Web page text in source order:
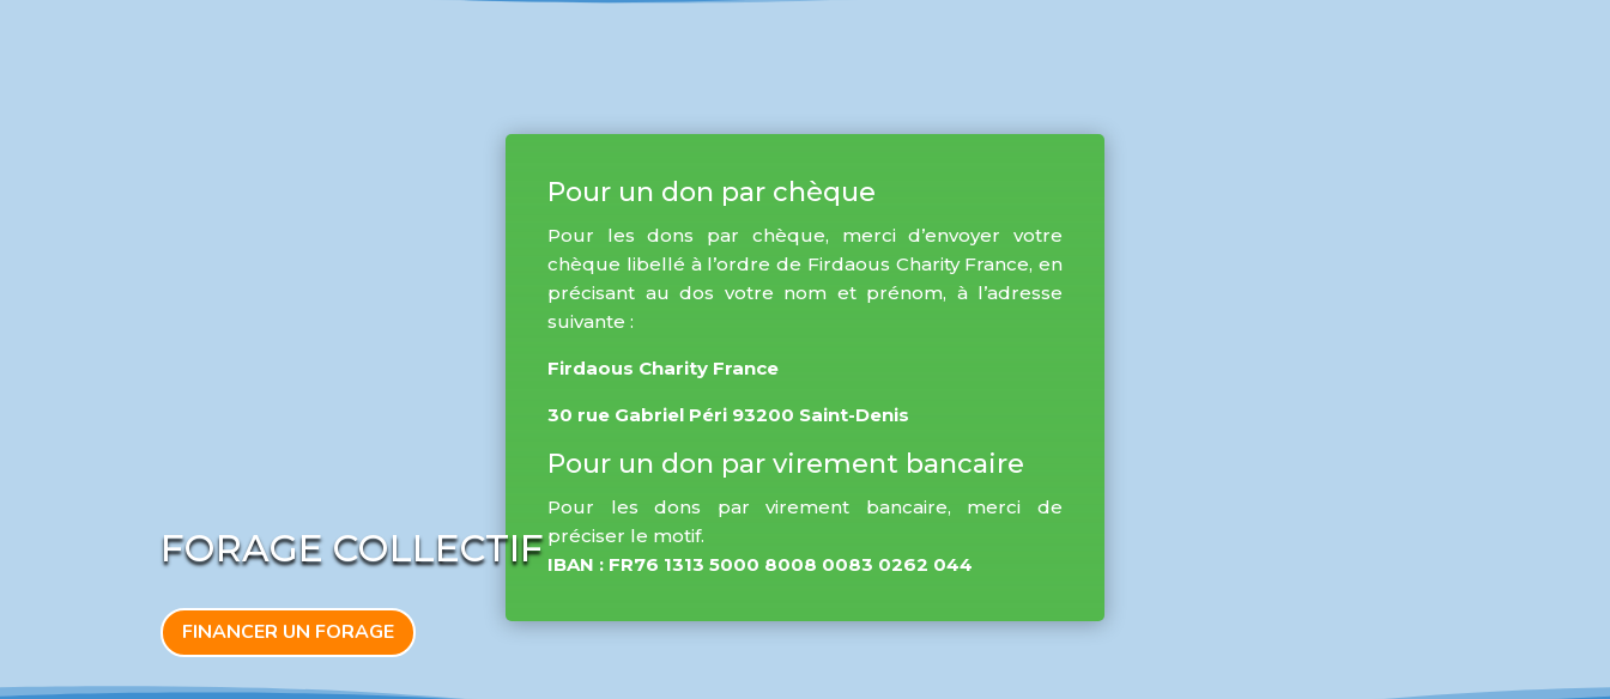
FORAGE COLLECTIF
FINANCER UN FORAGE
Pour un don par chèque
Pour les dons par chèque, merci d’envoyer votre
chèque libellé à l’ordre de Firdaous Charity France, en
précisant au dos votre nom et prénom, à l’adresse
suivante :
Firdaous Charity France
30 rue Gabriel Péri 93200 Saint-Denis
Pour un don par virement bancaire
Pour les dons par virement bancaire, merci de
préciser le motif.
IBAN : FR76 1313 5000 8008 0083 0262 044